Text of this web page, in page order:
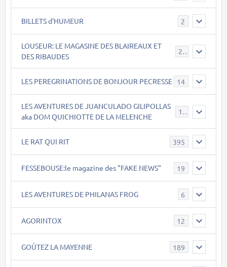
BILLETS d'HUMEUR 2
LOUSEUR: LE MAGASINE DES BLAIREAUX ET
DES RIBAUDES
21
LES PEREGRINATIONS DE BONJOUR PECRESSE 14
LES AVENTURES DE JUANCULADO GILIPOLLAS
aka DOM QUICHIOTTE DE LA MELENCHE
119
LE RAT QUI RIT 395
FESSEBOUSE:le magazine des "FAKE NEWS" 19
LES AVENTURES DE PHILANAS FROG 6
AGORINTOX 12
GOÛTEZ LA MAYENNE 189